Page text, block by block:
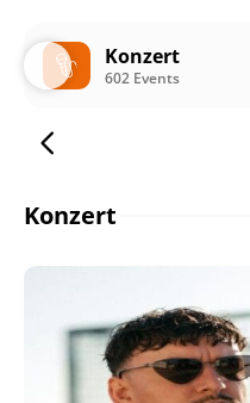
Konzert
602 Events
Konzert